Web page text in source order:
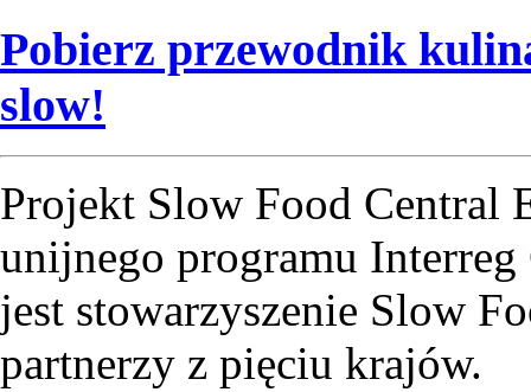
Pobierz przewodnik
slow!
Projekt Slow Food Central
unijnego programu
jest stowarzyszenie Slow
partnerzy z pięciu krajów.